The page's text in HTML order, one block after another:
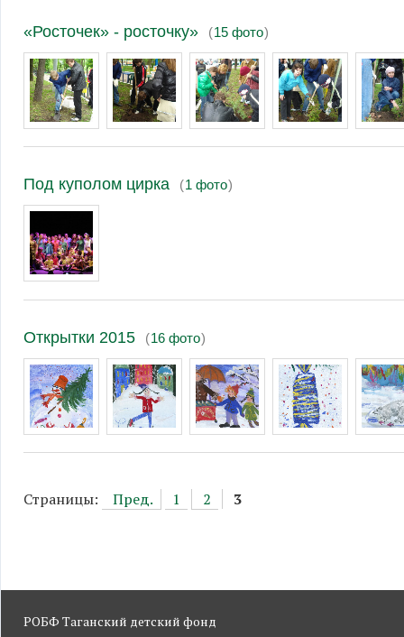
«Росточек» - росточку» (15 фото)
Под куполом цирка (1 фото)
Открытки 2015 (16 фото)
Страницы: Пред. 1 2 3
РОБФ Таганский детский фонд